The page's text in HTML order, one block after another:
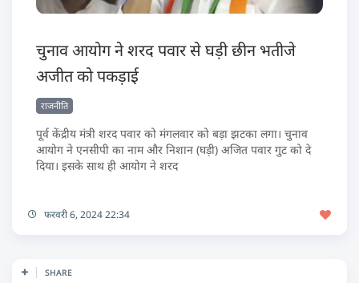
चुनाव आयोग ने शरद पवार से घड़ी छीन भतीजे
अजीत को पकड़ाई
राजनीति
पूर्व केंद्रीय मंत्री शरद पवार को मंगलवार को बड़ा झटका लगा। चुनाव
आयोग ने एनसीपी का नाम और निशान (घड़ी) अजित पवार गुट को दे
दिया। इसके साथ ही आयोग ने शरद
फरवरी 6, 2024 22:34
SHARE